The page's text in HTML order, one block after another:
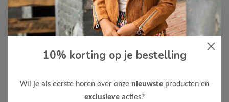
Le Chic Meisjes Sweater ODETTE
Kleur: Dreamy Creamy
10% korting op je bestelling
Wil je als eerste horen over onze nieuwste producten en
exclusieve acties?